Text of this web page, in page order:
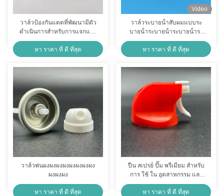
วาล์วป้องกันแดดที่พัฒนามีตัว
ดําเนินการสําหรับการแจกและ
การป้องกันที่แม่นยํา
หา ราคา ที่ ดี ที่สุด
Video
วาล์วระบายน้ําสับผมแบบระ
บายน้ําระบายน้ําระบายน้ําระ
บายน้ําระบายน้ําระบายน้ําระ
บายน้ําระบายน้ําระบายน้ําระ
บายน้ําระบายน้ําระบายน้ําระ
บายน้ําระบายน้ําระบายน้ําระ
บายน้ําระบายน้ําระบายน้ําระ
บายน้ําระบายน้ํา
หา ราคา ที่ ดี ที่สุด
วาล์วพ่นผงผงผงผงผงผงผงผง
ผงผงผง
หา ราคา ที่ ดี ที่สุด
ปืน สเปรย์ ปั๊ม พรีเมียม สําหรับ
การ ใช้ ใน อุตสาหกรรม และ
ใน บ้าน
หา ราคา ที่ ดี ที่สุด